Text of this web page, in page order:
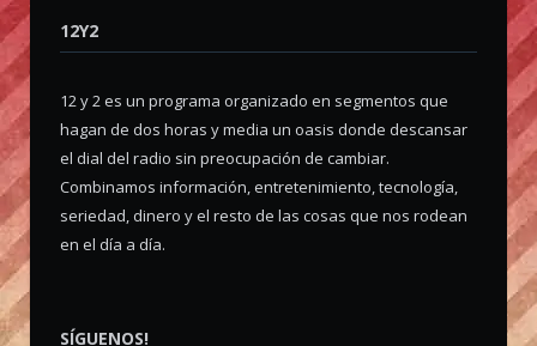
12Y2
12 y 2 es un programa organizado en segmentos que
hagan de dos horas y media un oasis donde descansar
el dial del radio sin preocupación de cambiar.
Combinamos información, entretenimiento, tecnología,
seriedad, dinero y el resto de las cosas que nos rodean
en el día a día.
SÍGUENOS!